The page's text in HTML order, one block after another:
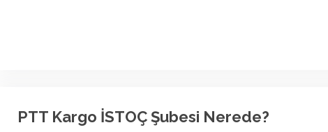
PTT Kargo İSTOÇ Şubesi Nerede?